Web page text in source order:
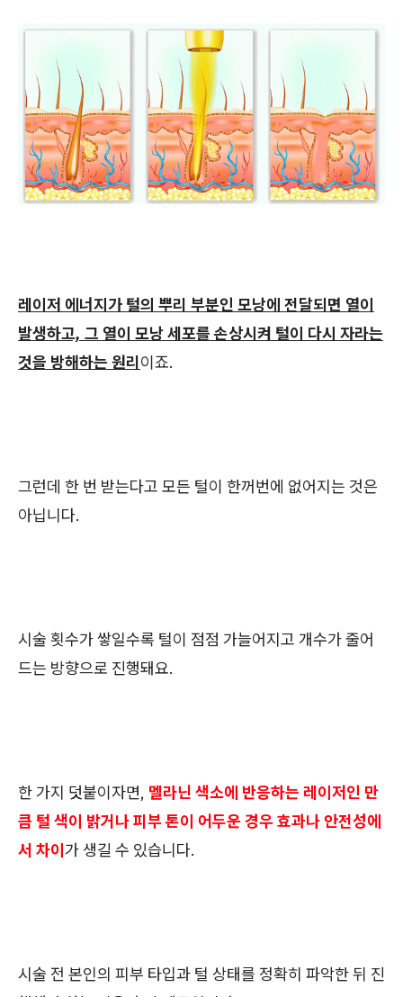
레이저 에너지가 털의 뿌리 부분인 모낭에 전달되면 열이
발생하고, 그 열이 모낭 세포를 손상시켜 털이 다시 자라는
것을 방해하는 원리이죠.
그런데 한 번 받는다고 모든 털이 한꺼번에 없어지는 것은
아닙니다.
시술 횟수가 쌓일수록 털이 점점 가늘어지고 개수가 줄어
드는 방향으로 진행돼요.
한 가지 덧붙이자면, 멜라닌 색소에 반응하는 레이저인 만
큼 털 색이 밝거나 피부 톤이 어두운 경우 효과나 안전성에
서 차이가 생길 수 있습니다.
시술 전 본인의 피부 타입과 털 상태를 정확히 파악한 뒤 진